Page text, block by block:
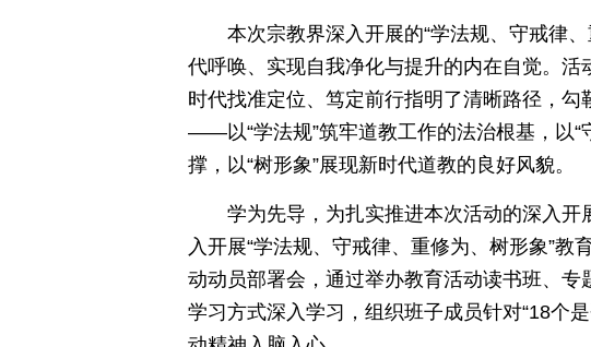
本次宗教界深入开展的“学法规、守戒律
代呼唤、实现自我净化与提升的内在自觉。
时代找准定位、笃定前行指明了清晰路径，
——以“学法规”筑牢道教工作的法治根基，以“
撑，以“树形象”展现新时代道教的良好风貌。
学为先导，为扎实推进本次活动的深入
入开展“学法规、守戒律、重修为、树形象”
动动员部署会，通过举办教育活动读书班、
学习方式深入学习，组织班子成员针对“18个